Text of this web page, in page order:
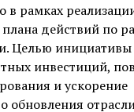
в рамках
действий по
Целью
инвестиций,
и ускорение
обновления